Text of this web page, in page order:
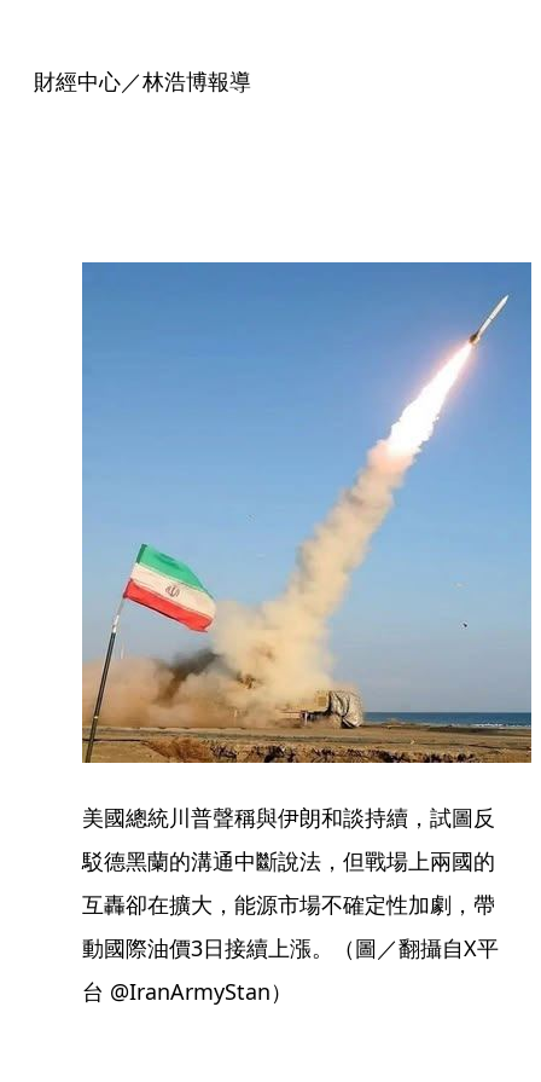
財經中心／林浩博報導
美國總統川普聲稱與伊朗和談持續，試圖反
駁德黑蘭的溝通中斷說法，但戰場上兩國的
互轟卻在擴大，能源市場不確定性加劇，帶
動國際油價3日接續上漲。（圖／翻攝自X平
台 @IranArmyStan）